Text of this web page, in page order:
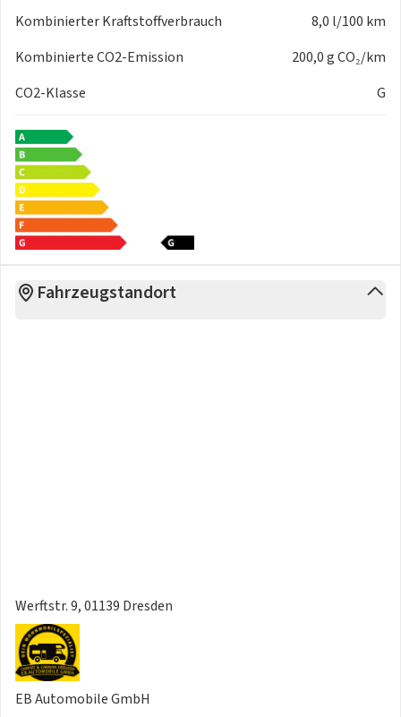
Kombinierter Kraftstoffverbrauch
8,0 l/100 km
Kombinierte CO2-Emission
200,0 g CO₂/km
CO2-Klasse
G
Fahrzeugstandort
Werftstr. 9, 01139 Dresden
EB Automobile GmbH